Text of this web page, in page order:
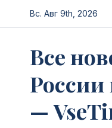
Перейти
к
Вс. Авг 9th, 2026
Все
—